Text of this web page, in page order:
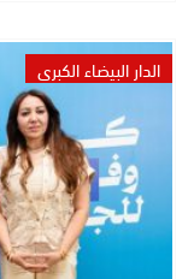
الدار البيضاء الكبرى